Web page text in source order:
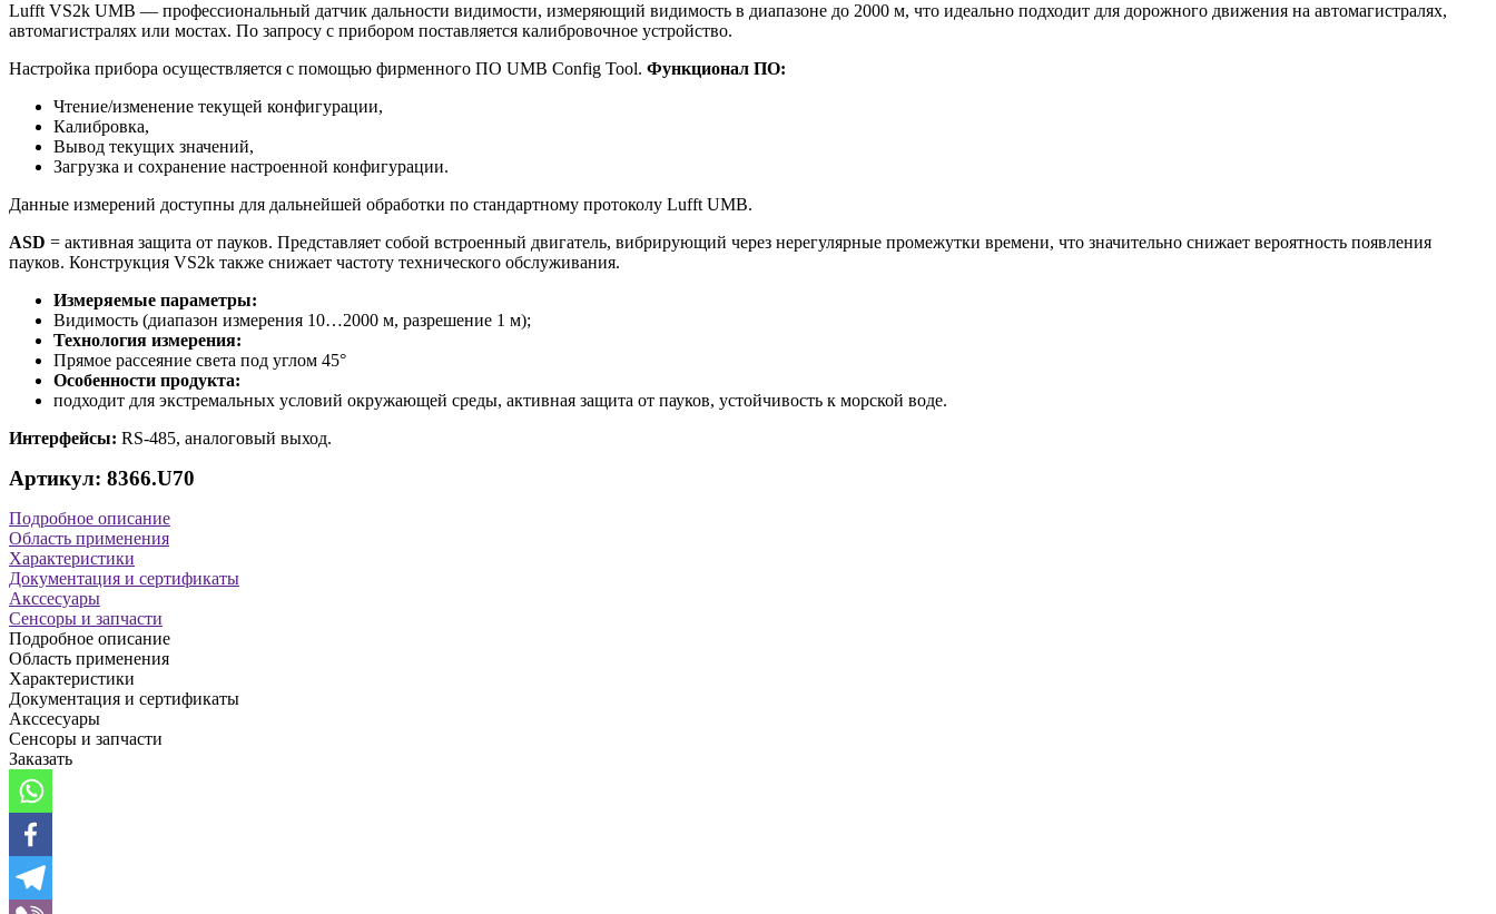
Lufft VS2k UMB — профессиональный датчик дальности видимости, измеряющий видимость в диапазоне до 2000 м, что идеально подходит для дорожного движения на автомагистралях,
автомагистралях или мостах. По запросу с прибором поставляется калибровочное устройство.
Настройка прибора осуществляется с помощью фирменного ПО UMB Config Tool. Функционал ПО:
Чтение/изменение текущей конфигурации,
Калибровка,
Вывод текущих значений,
Загрузка и сохранение настроенной конфигурации.
Данные измерений доступны для дальнейшей обработки по стандартному протоколу Lufft UMB.
ASD = активная защита от пауков. Представляет собой встроенный двигатель, вибрирующий через нерегулярные промежутки времени, что значительно снижает вероятность появления
пауков. Конструкция VS2k также снижает частоту технического обслуживания.
Измеряемые параметры:
Видимость (диапазон измерения 10…2000 м, разрешение 1 м);
Технология измерения:
Прямое рассеяние света под углом 45°
Особенности продукта:
подходит для экстремальных условий окружающей среды, активная защита от пауков, устойчивость к морской воде.
Интерфейсы: RS-485, аналоговый выход.
Артикул: 8366.U70
Подробное описание
Область применения
Характеристики
Документация и сертификаты
Акссесуары
Сенсоры и запчасти
Подробное описание
Область применения
Характеристики
Документация и сертификаты
Акссесуары
Сенсоры и запчасти
Заказать